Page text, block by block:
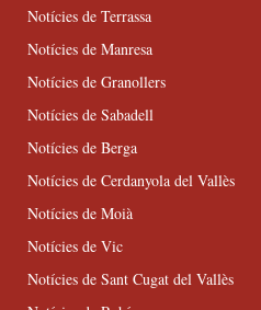
Notícies de Terrassa
Notícies de Manresa
Notícies de Granollers
Notícies de Sabadell
Notícies de Berga
Notícies de Cerdanyola del Vallès
Notícies de Moià
Notícies de Vic
Notícies de Sant Cugat del Vallès